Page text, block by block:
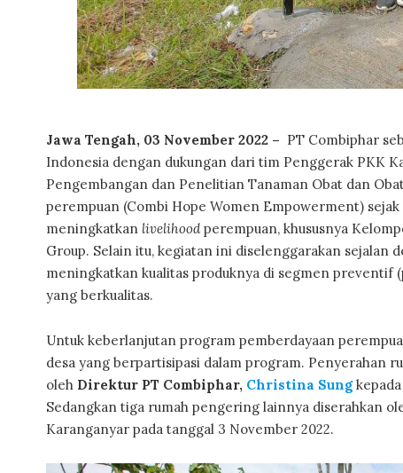
Jawa Tengah, 03 November 2022 – PT Combiphar
Indonesia dengan dukungan dari tim Penggerak PKK
Pengembangan dan Penelitian Tanaman Obat dan
perempuan (Combi Hope Women Empowerment)
meningkatkan livelihoodperempuan, khususnya
Group. Selain itu, kegiatan ini diselenggarakan sejalan
meningkatkan kualitas produknya di segmen preventif
yang berkualitas.
Untuk keberlanjutan program pemberdayaan
desa yang berpartisipasi dalam program. Penyerahan
oleh Direktur PT Combiphar, Christina Sungkepada
Sedangkan tiga rumah pengering lainnya diserahkan
Karanganyar pada tanggal 3 November 2022.